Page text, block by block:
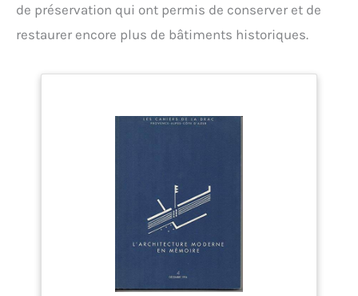
de préservation qui ont permis de conserver et de
restaurer encore plus de bâtiments historiques.